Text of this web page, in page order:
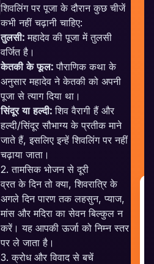
शिवलिंग पर पूजा के दौरान कुछ चीजें
कभी नहीं चढ़ानी चाहिए:
तुलसी: महादेव की पूजा में तुलसी
वर्जित है।
केतकी के फूल: पौराणिक कथा के
अनुसार महादेव ने केतकी को अपनी
पूजा से त्याग दिया था।
सिंदूर या हल्दी: शिव वैरागी हैं और
हल्दी/सिंदूर सौभाग्य के प्रतीक माने
जाते हैं, इसलिए इन्हें शिवलिंग पर नहीं
चढ़ाया जाता।
2. तामसिक भोजन से दूरी
व्रत के दिन तो क्या, शिवरात्रि के
अगले दिन पारण तक लहसुन, प्याज,
मांस और मदिरा का सेवन बिल्कुल न
करें। यह आपकी ऊर्जा को निम्न स्तर
पर ले जाता है।
3. क्रोध और विवाद से बचें